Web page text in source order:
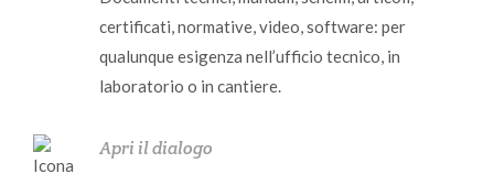
certificati, normative, video, software: per
qualunque esigenza nell’ufficio tecnico, in
laboratorio o in cantiere.
Apri il dialogo